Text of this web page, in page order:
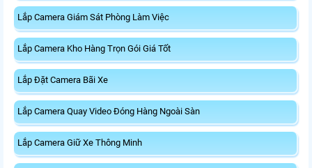
Lắp Camera Giám Sát Phòng Làm Việc
Lắp Camera Kho Hàng Trọn Gói Giá Tốt
Lắp Đặt Camera Bãi Xe
Lắp Camera Quay Video Đóng Hàng Ngoài Sàn
Lắp Camera Giữ Xe Thông Minh